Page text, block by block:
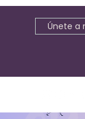
Únete a